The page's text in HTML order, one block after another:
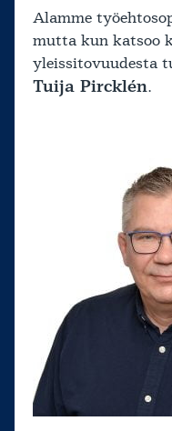
Alamme
mutta kun katsoo
yleissitovuudesta
Tuija Pircklén.